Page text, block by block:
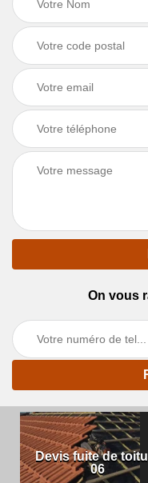
On vous
Devis fuite de
06